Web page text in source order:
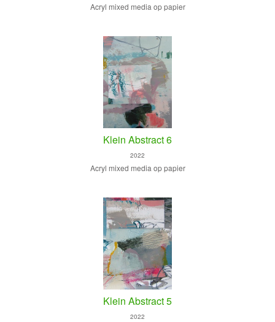
Acryl mixed media op papier
Klein Abstract 6
2022
Acryl mixed media op papier
Klein Abstract 5
2022